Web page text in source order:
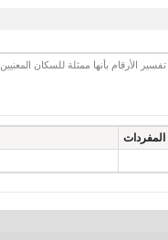
الأرقام بأنها ممثلة للسكان المعنيين
المفردات